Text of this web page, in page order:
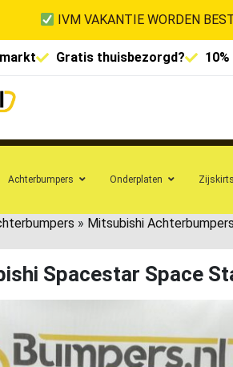
IVM VAKANTIE WORDEN
Gratis thuisbezorgd?
Achterbumpers Onderplaten Zijskirts
» Mitsubishi Achterbumpers
Spacestar Space